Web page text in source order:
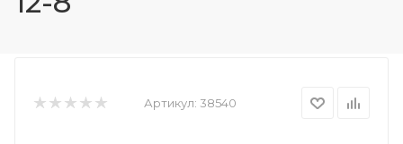
Артикул: 38540